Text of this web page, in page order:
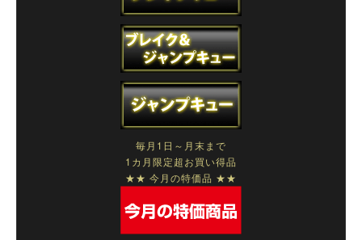
毎月1日～月末まで
1カ月限定超お買い得品
★★ 今月の特価品 ★★